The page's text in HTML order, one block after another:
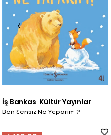
İş Bankası Kültür Yayınları
Ben Sensiz Ne Yaparım ?